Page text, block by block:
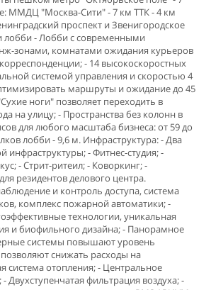
ММДЦ "Москва-Сити" - 7 км ТТК - 4 км
проспект и Звенигородское
лобби - Лобби с современными
зонами, комнатами ожидания курьеров
- 14 высокоскоростных
системой управления и скоростью 4
маршруты и ожидание до 45
ноги" позволяет переходить в
на улицу; - Пространства без колонн в
для любого масштаба бизнеса: от 59 до
лобби - 9,6 м. Инфраструктура: - Два
инфраструктуры; - Фитнес-студия; -
- Стрит-ритеил; - Коворкинг; -
резидентов делового центра.
и контроль доступа, система
комплекс пожарной автоматики; -
технологии, уникальная
и биофильного дизайна; - Панорамное
системы повышают уровень
снижать расходы на
система отопления; - Центральное
Двухступенчатая фильтрация воздуха; -